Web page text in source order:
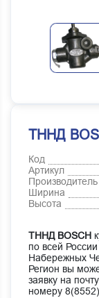
ТННД
Код
Артикул
Производитель
Ширина
Высота
ТННД BOSCH
по всей
Набережных
Регион вы
заявку на почту
номеру